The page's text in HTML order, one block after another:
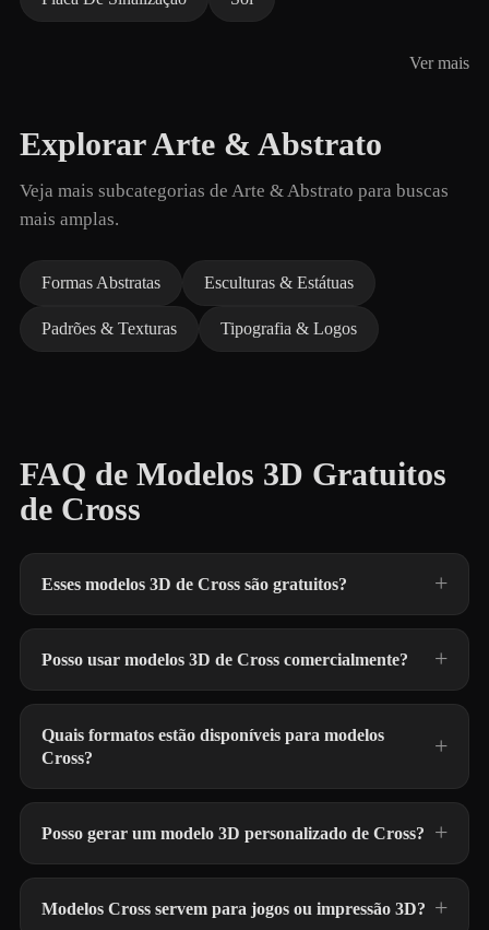
Ver mais
Explorar Arte & Abstrato
Veja mais subcategorias de Arte & Abstrato para buscas
mais amplas.
Formas Abstratas Esculturas & Estátuas
Padrões & Texturas Tipografia & Logos
FAQ de Modelos 3D Gratuitos
de Cross
Esses modelos 3D de Cross são gratuitos?
Posso usar modelos 3D de Cross comercialmente?
Quais formatos estão disponíveis para modelos
Cross?
Posso gerar um modelo 3D personalizado de Cross?
Modelos Cross servem para jogos ou impressão 3D?